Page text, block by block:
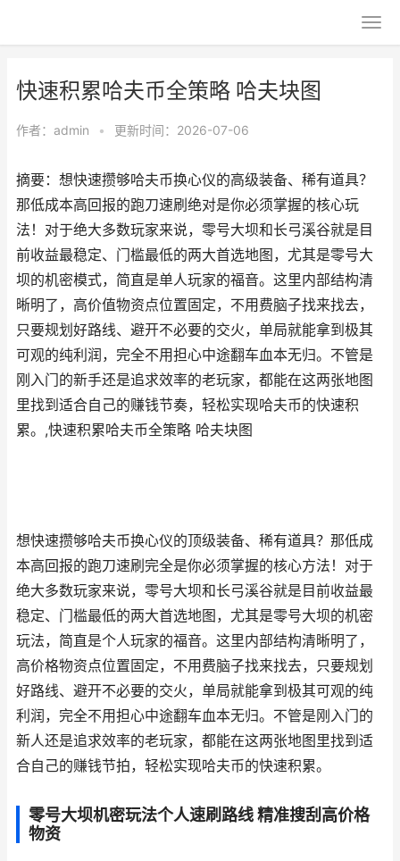
快速积累哈夫币全策略 哈夫块图
作者： admin • 更新时间：2026-07-06
摘要：想快速攒够哈夫币换心仪的高级装备、稀有道具？
那低成本高回报的跑刀速刷绝对是你必须掌握的核心玩
法！对于绝大多数玩家来说，零号大坝和长弓溪谷就是目
前收益最稳定、门槛最低的两大首选地图，尤其是零号大
坝的机密模式，简直是单人玩家的福音。这里内部结构清
晰明了，高价值物资点位置固定，不用费脑子找来找去，
只要规划好路线、避开不必要的交火，单局就能拿到极其
可观的纯利润，完全不用担心中途翻车血本无归。不管是
刚入门的新手还是追求效率的老玩家，都能在这两张地图
里找到适合自己的赚钱节奏，轻松实现哈夫币的快速积
累。,快速积累哈夫币全策略 哈夫块图
想快速攒够哈夫币换心仪的顶级装备、稀有道具？那低成
本高回报的跑刀速刷完全是你必须掌握的核心方法！对于
绝大多数玩家来说，零号大坝和长弓溪谷就是目前收益最
稳定、门槛最低的两大首选地图，尤其是零号大坝的机密
玩法，简直是个人玩家的福音。这里内部结构清晰明了，
高价格物资点位置固定，不用费脑子找来找去，只要规划
好路线、避开不必要的交火，单局就能拿到极其可观的纯
利润，完全不用担心中途翻车血本无归。不管是刚入门的
新人还是追求效率的老玩家，都能在这两张地图里找到适
合自己的赚钱节拍，轻松实现哈夫币的快速积累。
零号大坝机密玩法个人速刷路线 精准搜刮高价格
物资